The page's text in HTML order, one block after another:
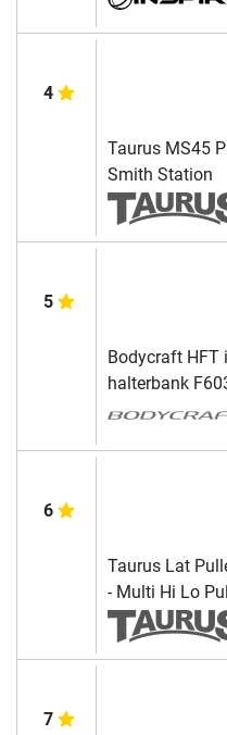
4
Taurus MS45
Smith Station
5
Bodycraft HFT
halterbank
6
Taurus Lat
- Multi Hi Lo
7